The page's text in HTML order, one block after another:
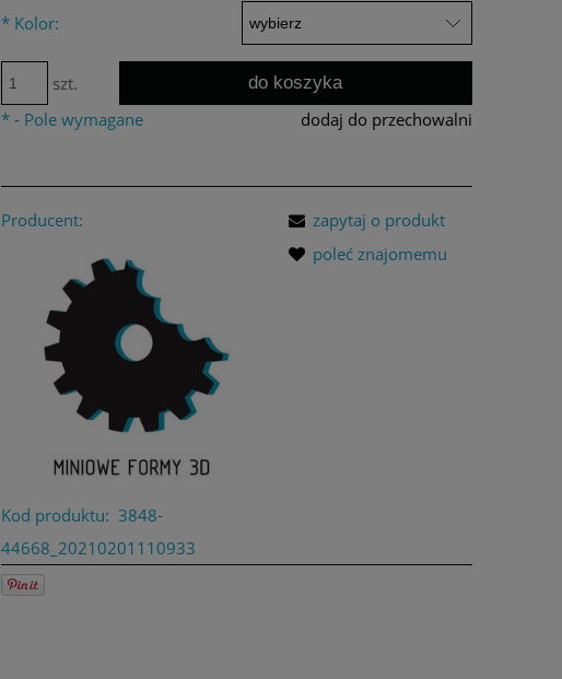
* Kolor:
szt.
do koszyka
dodaj do przechowalni
* - Pole wymagane
Producent:
Kod produktu: 3848-
44668_20210201110933
zapytaj o produkt
poleć znajomemu